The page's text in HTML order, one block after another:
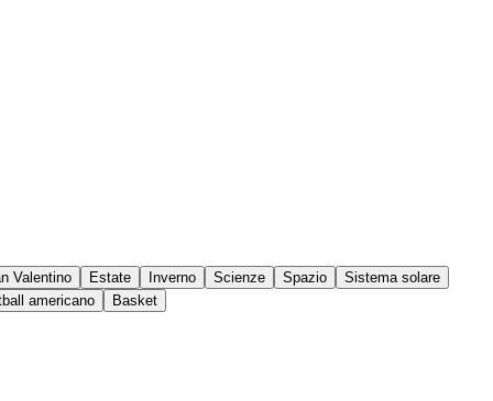
Valentino Estate Inverno Scienze Spazio
Sistema solare
americano Basket